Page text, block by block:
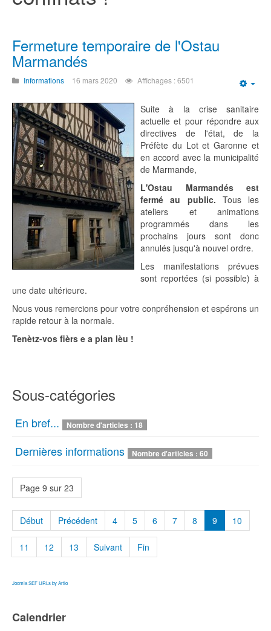
Fermeture temporaire de l'Ostau
Marmandés
Informations 16 mars 2020 Affichages : 6501
Suite à la crise sanitaire
actuelle et pour répondre aux
directives de l'état, de la
Préfète du Lot et Garonne et
en accord avec la municipalité
de Marmande,
L'Ostau Marmandés est
fermé au public. Tous les
ateliers et animations
programmés dans les
prochains jours sont donc
annulés jusqu'à nouvel ordre.
Les manifestations prévues
sont reportées (si possible) à
une date ultérieure.
Nous vous remercions pour votre conpréhension et espérons un
rapide retour à la normale.
Tenètz-vos fièrs e a plan lèu !
Sous-catégories
En bref... Nombre d'articles : 18
Dernières informations Nombre d'articles : 60
Page 9 sur 23
Début Précédent 4 5 6 7 8 9 10
11 12 13 Suivant Fin
Joomla SEF URLs by Artio
Calendrier